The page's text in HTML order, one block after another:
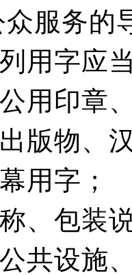
众服务
用字应
公用印章
出版物、
用字；
称、包装
公共设施